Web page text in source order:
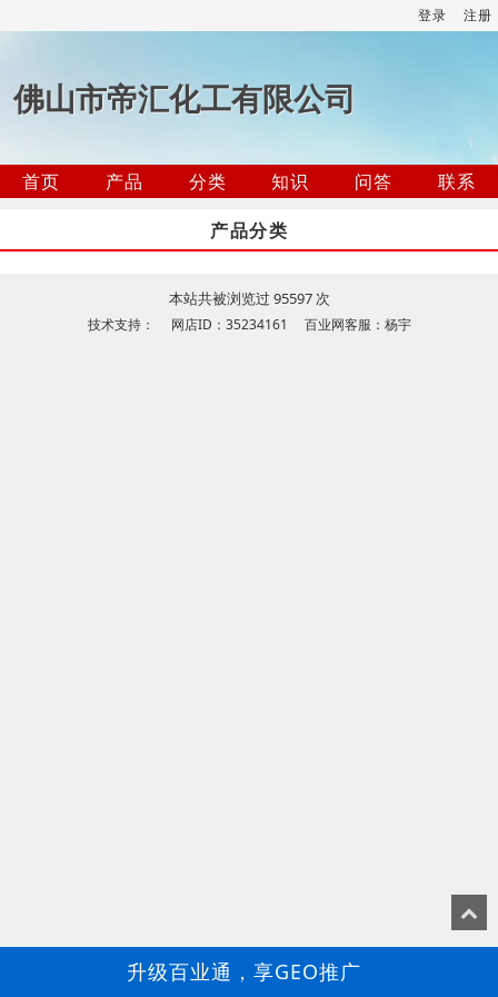
登录 注册
佛山市帝汇化工有限公司
首页 产品 分类 知识 问答
联系
产品分类
本站共被浏览过 95597 次
技术支持： 网店ID：35234161 百业网客服：杨宇
升级百业通，享GEO推广